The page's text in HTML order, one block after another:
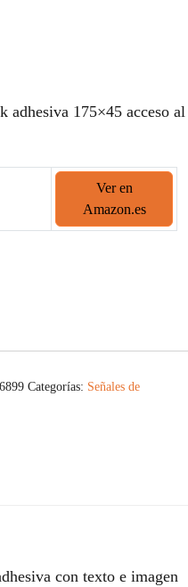
adhesiva 175×45 acceso al
Ver en
Amazon.es
Categorías: Señales de
con texto e imagen